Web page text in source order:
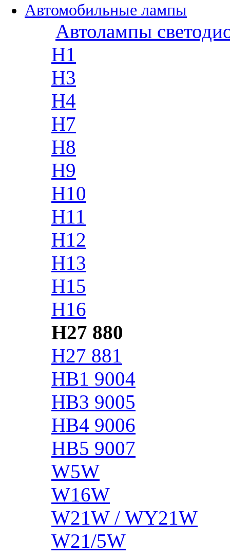
Автомобильные лампы
Автолампы
H1
H3
H4
H7
H8
H9
H10
H11
H12
H13
H15
H16
H27 880
H27 881
HB1 9004
HB3 9005
HB4 9006
HB5 9007
W5W
W16W
W21W / WY21W
W21/5W